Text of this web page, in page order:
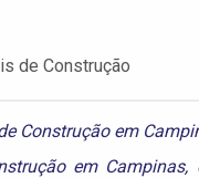
de Construção
Construção em
em Campinas,